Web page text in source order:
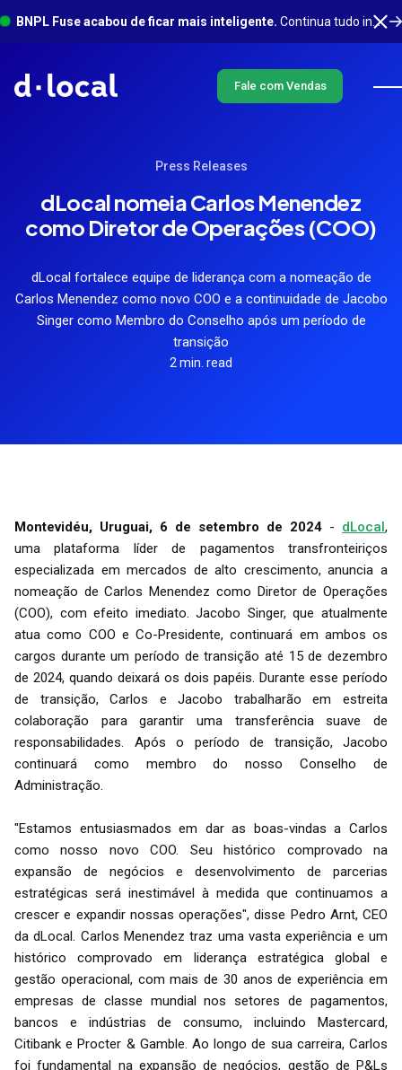
BNPL Fuse acabou de ficar mais inteligente. Continua tudo integrado em um só lugar, com muito mais acontecendo em segundo plano. Saiba mais
Fale com Vendas
Press Releases
dLocal nomeia Carlos Menendez
como Diretor de Operações (COO)
dLocal fortalece equipe de liderança com a nomeação de
Carlos Menendez como novo COO e a continuidade de Jacobo
Singer como Membro do Conselho após um período de
transição
2 min. read
Montevidéu, Uruguai, 6 de setembro de 2024 - dLocal,
uma plataforma líder de pagamentos transfronteiriços
especializada em mercados de alto crescimento, anuncia a
nomeação de Carlos Menendez como Diretor de Operações
(COO), com efeito imediato. Jacobo Singer, que atualmente
atua como COO e Co-Presidente, continuará em ambos os
cargos durante um período de transição até 15 de dezembro
de 2024, quando deixará os dois papéis. Durante esse período
de transição, Carlos e Jacobo trabalharão em estreita
colaboração para garantir uma transferência suave de
responsabilidades. Após o período de transição, Jacobo
continuará como membro do nosso Conselho de
Administração.
"Estamos entusiasmados em dar as boas-vindas a Carlos
como nosso novo COO. Seu histórico comprovado na
expansão de negócios e desenvolvimento de parcerias
estratégicas será inestimável à medida que continuamos a
crescer e expandir nossas operações", disse Pedro Arnt, CEO
da dLocal. Carlos Menendez traz uma vasta experiência e um
histórico comprovado em liderança estratégica global e
gestão operacional, com mais de 30 anos de experiência em
empresas de classe mundial nos setores de pagamentos,
bancos e indústrias de consumo, incluindo Mastercard,
Citibank e Procter & Gamble. Ao longo de sua carreira, Carlos
foi fundamental na expansão de negócios, gestão de P&Ls